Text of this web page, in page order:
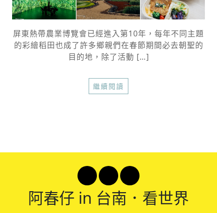
屏東熱帶農業博覽會已經進入第10年，每年不同主題
的彩繪稻田也成了許多鄉親們在春節期間必去朝聖的
目的地，除了活動 […]
繼續閱讀
阿春仔 in 台南．看世界